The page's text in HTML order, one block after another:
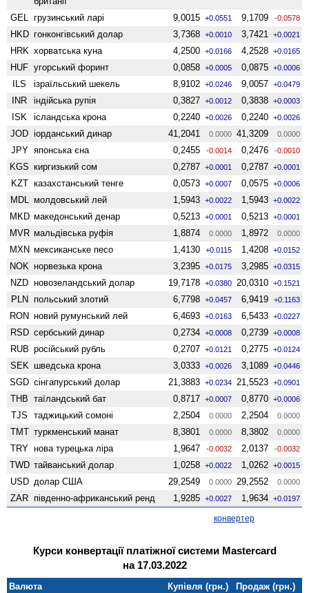
GEL
грузинський ларі 9,0015 +0.0551 9,1709 -0.0578
HKD гонконгівський долар 3,7368 +0.0010 3,7421 +0.0021
HRK хорватська куна 4,2500 +0.0166 4,2528 +0.0165
HUF угорський форинт 0,0858 +0.0005 0,0875 +0.0006
ILS ізраїльський шекель 8,9102 +0.0246 9,0057 +0.0479
INR індійська рупія 0,3827 +0.0012 0,3838 +0.0003
ISK ісландська крона 0,2240 +0.0026 0,2240 +0.0026
JOD іорданський динар 41,2041 0.0000 41,3209 0.0000
JPY японська єна 0,2455 -0.0014 0,2476 -0.0010
KGS киргизький сом 0,2787 +0.0001 0,2787 +0.0001
KZT казахстанський тенге 0,0573 +0.0007 0,0575 +0.0006
MDL молдовський лей 1,5943 +0.0022 1,5943 +0.0022
MKD македонський денар 0,5213 +0.0001 0,5213 +0.0001
MVR мальдівська руфія 1,8874 0.0000 1,8972 0.0000
MXN мексиканське песо 1,4130 +0.0115 1,4208 +0.0152
NOK норвезька крона 3,2395 +0.0175 3,2985 +0.0315
NZD ново­зеландський долар 19,7178 +0.0380 20,0310 +0.1521
PLN польський злотий 6,7798 +0.0457 6,9419 +0.1163
RON новий румунський лей 6,4693 +0.0163 6,5433 +0.0227
RSD сербський динар 0,2734 +0.0008 0,2739 +0.0008
RUB російський рубль 0,2707 +0.0121 0,2775 +0.0124
SEK шведська крона 3,0333 +0.0026 3,1089 +0.0446
SGD сінгапурський долар 21,3883 +0.0234 21,5523 +0.0901
THB таїландський бат 0,8717 +0.0007 0,8770 +0.0006
TJS таджицький сомоні 2,2504 0.0000 2,2504 0.0000
TMT туркменський манат 8,3801 0.0000 8,3802 0.0000
TRY нова турецька ліра 1,9647 -0.0032 2,0137 -0.0032
TWD тайванський долар 1,0258 +0.0022 1,0262 +0.0015
USD долар США 29,2549 0.0000 29,2552 0.0000
ZAR південно-африканський ренд 1,9285 +0.0027 1,9634 +0.0197
конвертер
Курси конвертації платіжної системи Mastercard
на 17.03.2022
Валюта Купівля (грн.)
Продаж (грн.)